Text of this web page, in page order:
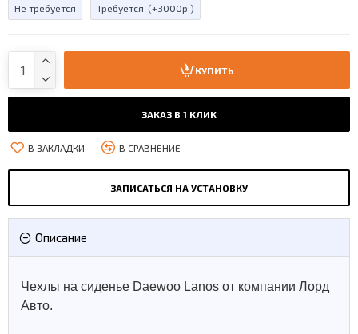
Не требуется Требуется (+3000р.)
КУПИТЬ
ЗАКАЗ В 1 КЛИК
В ЗАКЛАДКИ В СРАВНЕНИЕ
ЗАПИСАТЬСЯ НА УСТАНОВКУ
Описание
Чехлы на сиденье Daewoo Lanos от компании Лорд
Авто.